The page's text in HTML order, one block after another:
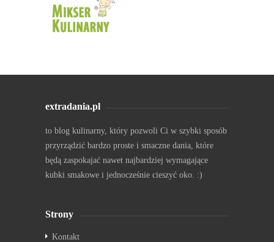
extradania.pl
to blog kulinarny, który pozwoli Ci w szybki sposób
przyrządzić bardzo proste i smaczne dania, które
będą zaspokajać nawet najbardziej wymagające
kubki smakowe i jednocześnie cieszyć oko. :)
Strony
Kontakt